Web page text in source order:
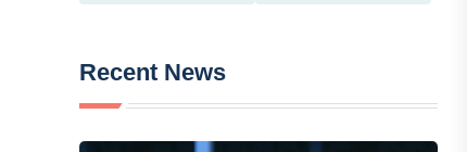
Recent News